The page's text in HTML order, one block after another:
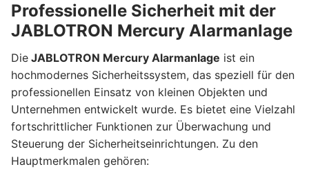
Professionelle Sicherheit mit der
JABLOTRON Mercury Alarmanlage
Die JABLOTRON Mercury Alarmanlage ist ein
hochmodernes Sicherheitssystem, das speziell für den
professionellen Einsatz von kleinen Objekten und
Unternehmen entwickelt wurde. Es bietet eine Vielzahl
fortschrittlicher Funktionen zur Überwachung und
Steuerung der Sicherheitseinrichtungen. Zu den
Hauptmerkmalen gehören: